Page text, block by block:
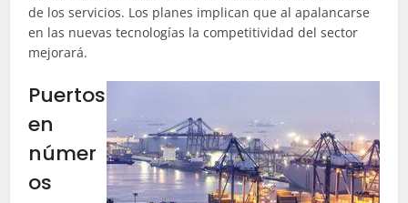
de los servicios. Los planes implican que al apalancarse
en las nuevas tecnologías la competitividad del sector
mejorará.
Puertos
en
númer
os